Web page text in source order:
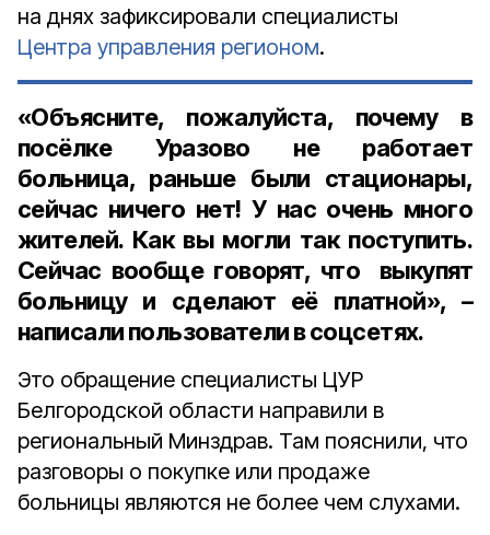
на днях зафиксировали специалисты
Центра управления регионом.
«Объясните, пожалуйста, почему в
посёлке Уразово не работает
больница, раньше были стационары,
сейчас ничего нет! У нас очень много
жителей. Как вы могли так поступить.
Сейчас вообще говорят, что выкупят
больницу и сделают её платной», –
написали пользователи в соцсетях.
Это обращение специалисты ЦУР
Белгородской области направили в
региональный Минздрав. Там пояснили, что
разговоры о покупке или продаже
больницы являются не более чем слухами.